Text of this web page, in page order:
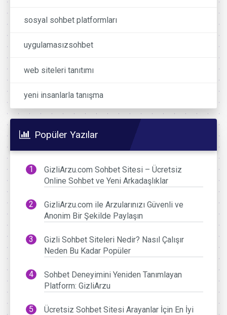
sosyal sohbet platformları
uygulamasızsohbet
web siteleri tanıtımı
yeni insanlarla tanışma
Popüler Yazılar
GizliArzu.com Sohbet Sitesi – Ücretsiz
Online Sohbet ve Yeni Arkadaşlıklar
GizliArzu.com ile Arzularınızı Güvenli ve
Anonim Bir Şekilde Paylaşın
Gizli Sohbet Siteleri Nedir? Nasıl Çalışır
Neden Bu Kadar Popüler
Sohbet Deneyimini Yeniden Tanımlayan
Platform: GizliArzu
Ücretsiz Sohbet Sitesi Arayanlar İçin En İyi